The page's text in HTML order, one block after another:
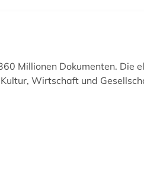
Millionen Dokumenten. Die
Wirtschaft und